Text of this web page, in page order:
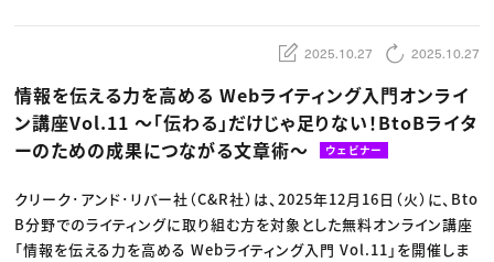
業界解説・キャリア事情
映像クリエイター
C＆R Magazine
ニュース・トレンド
Web
映像
ゲーム・エンタメ
広告
出版
プロフェッショナル×つながる×メディア
2025.10.27 2025.10.27
情報を伝える力を高める Webライティング入門オンライ
ン講座Vol.11 〜「伝わる」だけじゃ足りない！BtoBライタ
ーのための成果につながる文章術〜
ウェビナー
クリーク･アンド･リバー社（C&R社）は、2025年12月16日（火）に、Bto
B分野でのライティングに取り組む方を対象とした無料オンライン講座
「情報を伝える力を高める Webライティング入門 Vol.11」を開催しま